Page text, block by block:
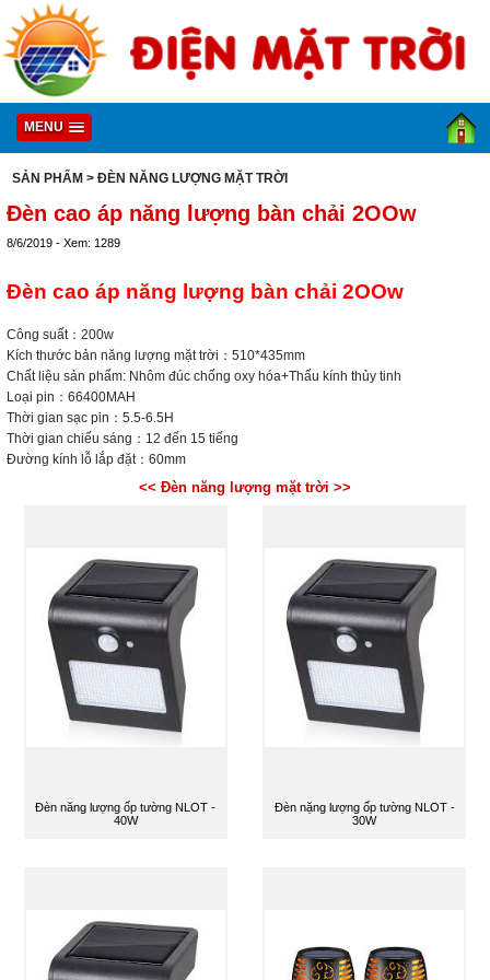
MENU
SẢN PHẨM > ĐÈN NĂNG LƯỢNG MẶT TRỜI
Đèn cao áp năng lượng bàn chải 2OOw
8/6/2019 - Xem: 1289
Đèn cao áp năng lượng bàn chải 2OOw
Công suất：200w
Kích thước bản năng lượng mặt trời：510*435mm
Chất liệu sản phẩm: Nhôm đúc chống oxy hóa+Thấu kính thủy tinh
Loại pin：66400MAH
Thời gian sạc pin：5.5-6.5H
Thời gian chiếu sáng：12 đến 15 tiếng
Đường kính lỗ lắp đặt：60mm
<< Đèn năng lượng mặt trời >>
Đèn năng lượng ốp tường NLOT -
40W
Đèn nặng lượng ốp tường NLOT -
30W